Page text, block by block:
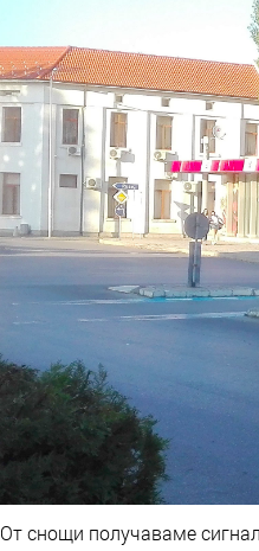
От снощи получаваме